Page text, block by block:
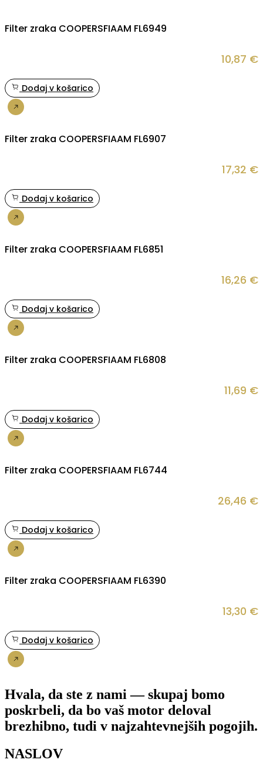
Filter zraka COOPERSFIAAM FL6949
10,87 €
Dodaj v košarico
Filter zraka COOPERSFIAAM FL6907
17,32 €
Dodaj v košarico
Filter zraka COOPERSFIAAM FL6851
16,26 €
Dodaj v košarico
Filter zraka COOPERSFIAAM FL6808
11,69 €
Dodaj v košarico
Filter zraka COOPERSFIAAM FL6744
26,46 €
Dodaj v košarico
Filter zraka COOPERSFIAAM FL6390
13,30 €
Dodaj v košarico
Hvala, da ste z nami — skupaj bomo
poskrbeli, da bo vaš motor deloval
brezhibno, tudi v najzahtevnejših pogojih.
NASLOV